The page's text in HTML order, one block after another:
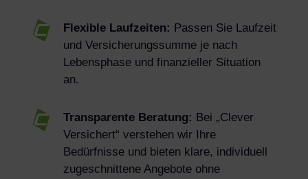
Flexible Laufzeiten: Passen Sie Laufzeit
und Versicherungssumme je nach
Lebensphase und finanzieller Situation
an.
Transparente Beratung: Bei „Clever
Versichert“ verstehen wir Ihre
Bedürfnisse und bieten klare, individuell
zugeschnittene Angebote ohne